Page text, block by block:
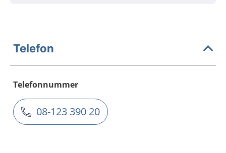
Telefon
Telefonnummer
08-123 390 20